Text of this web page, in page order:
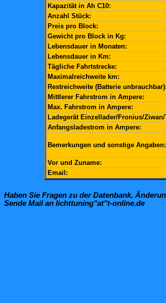
Kapazität in Ah C10:
Anzahl Stück:
Preis pro Block:
Gewicht pro Block in Kg:
Lebensdauer in Monaten:
Lebensdauer in Km:
Tägliche Fahrtstrecke:
Maximalreichweite km:
Restreichweite (Batterie unbrauchbar):
Mittlerer Fahrstrom in Ampere:
Max. Fahrstrom in Ampere:
Ladegerät Einzellader/Fronius/Ziwan/
Anfangsladestrom in Ampere:
Bemerkungen und sonstige Angaben:
Vor und Zuname:
Email:
Haben Sie Fragen zu der Datenbank,
Sende Mail an lichttuning"at"t-online.de